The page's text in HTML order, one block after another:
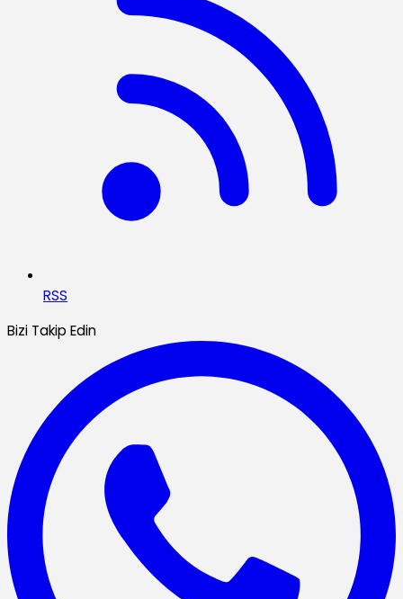
RSS
Bizi Takip Edin